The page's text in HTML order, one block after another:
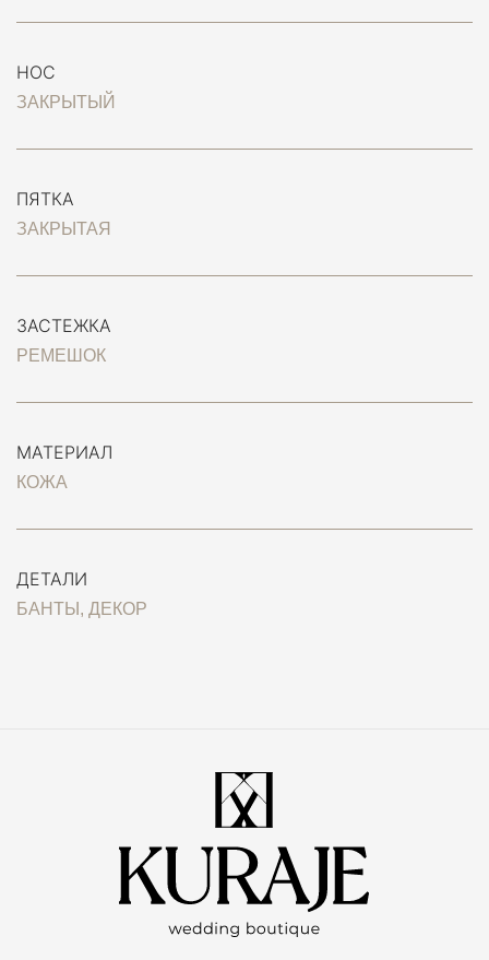
НОС
ЗАКРЫТЫЙ
ПЯТКА
ЗАКРЫТАЯ
ЗАСТЕЖКА
РЕМЕШОК
МАТЕРИАЛ
КОЖА
ДЕТАЛИ
БАНТЫ, ДЕКОР